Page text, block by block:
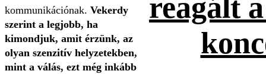
kommunikációnak. Vekerdy
szerint a legjobb, ha
kimondjuk, amit érzünk, az
olyan szenzitív helyzetekben,
mint a válás, ezt még inkább
reagált